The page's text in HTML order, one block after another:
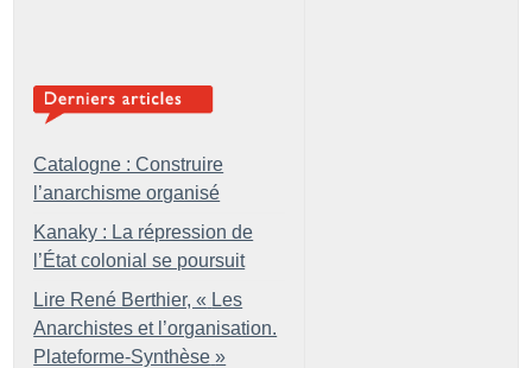
Catalogne : Construire
l’anarchisme organisé
Kanaky : La répression de
l’État colonial se poursuit
Lire René Berthier, « Les
Anarchistes et l’organisation.
Plateforme-Synthèse »